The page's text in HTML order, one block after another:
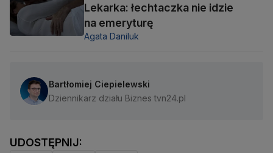
Lekarka: łechtaczka nie idzie
na emeryturę
Agata Daniluk
Bartłomiej Ciepielewski
Dziennikarz działu Biznes tvn24.pl
UDOSTĘPNIJ: